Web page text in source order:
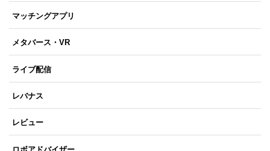
マッチングアプリ
メタバース・VR
ライブ配信
レバナス
レビュー